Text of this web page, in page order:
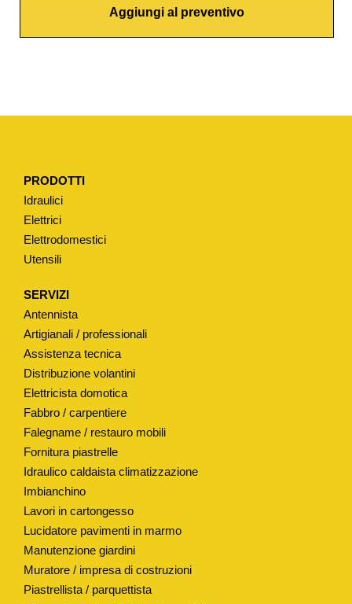
C
P
M
X
T
P
O
S
A
V
L
0
M
M
H
Aggiungi al preventivo
PRODOTTI
Idraulici
Elettrici
Elettrodomestici
Utensili
SERVIZI
Antennista
Artigianali / professionali
Assistenza tecnica
Distribuzione volantini
Elettricista domotica
Fabbro / carpentiere
Falegname / restauro mobili
Fornitura piastrelle
Idraulico caldaista climatizzazione
Imbianchino
Lavori in cartongesso
Lucidatore pavimenti in marmo
Manutenzione giardini
Muratore / impresa di costruzioni
Piastrellista / parquettista